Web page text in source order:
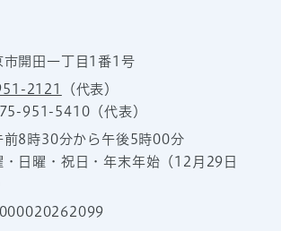
市開田一丁目1番1号
2121
（代表）
951-5410（代表）
前8時30分から午後5時00分
・日曜・祝日・年末年始（12月29日